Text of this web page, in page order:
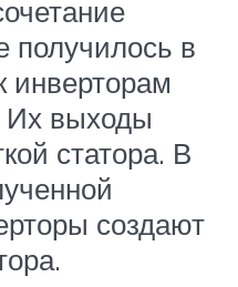
получилось в
инверторам
Их выходы
статора. В
создают